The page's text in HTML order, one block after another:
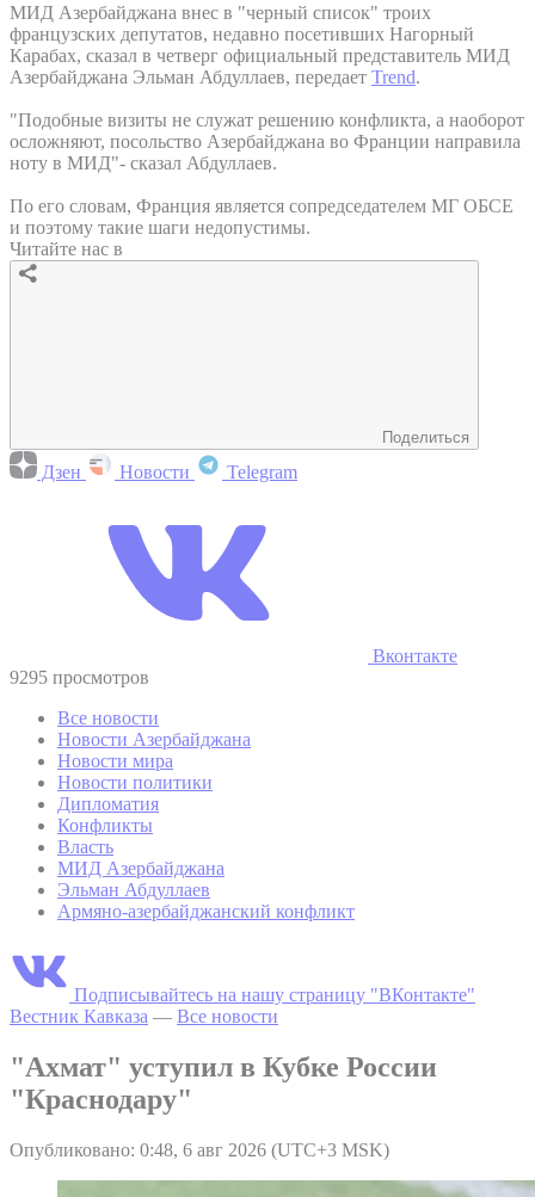
МИД Азербайджана внес в "черный список" троих
французских депутатов, недавно посетивших Нагорный
Карабах, сказал в четверг официальный представитель МИД
Азербайджана Эльман Абдуллаев, передает Trend.
"Подобные визиты не служат решению конфликта, а наоборот
осложняют, посольство Азербайджана во Франции направила
ноту в МИД"- сказал Абдуллаев.
По его словам, Франция является сопредседателем МГ ОБСЕ
и поэтому такие шаги недопустимы.
Читайте нас в
Поделиться
Дзен Новости Telegram
Вконтакте
9295 просмотров
Все новости
Новости Азербайджана
Новости мира
Новости политики
Дипломатия
Конфликты
Власть
МИД Азербайджана
Эльман Абдуллаев
Армяно-азербайджанский конфликт
Подписывайтесь на нашу страницу "ВКонтакте"
Вестник Кавказа — Все новости
"Ахмат" уступил в Кубке России
"Краснодару"
Опубликовано: 0:48, 6 авг 2026 (UTC+3 MSK)